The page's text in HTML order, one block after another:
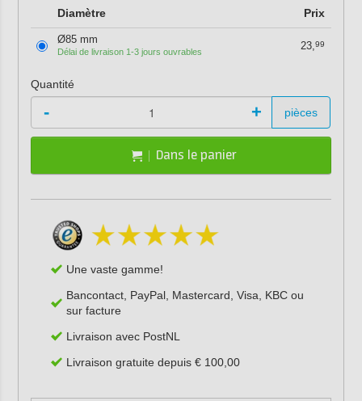
Diamètre Prix
Ø85 mm
Délai de livraison 1-3 jours ouvrables 23,99
Quantité
- + pièces
Dans le panier
Une vaste gamme!
Bancontact, PayPal, Mastercard, Visa, KBC ou
sur facture
Livraison avec PostNL
Livraison gratuite depuis € 100,00